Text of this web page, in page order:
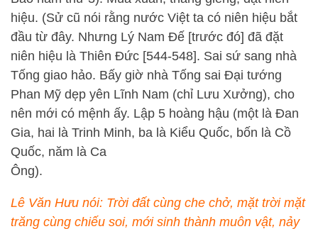
hiệu. (Sử cũ nói rằng nước Việt ta có niên hiệu bắt
đầu từ đây. Nhưng Lý Nam Đế [trước đó] đã đặt
niên hiệu là Thiên Đức [544-548]. Sai sứ sang nhà
Tống giao hảo. Bấy giờ nhà Tống sai Đại tướng
Phan Mỹ dẹp yên Lĩnh Nam (chỉ Lưu Xưởng), cho
nên mới có mệnh ấy. Lập 5 hoàng hậu (một là Đan
Gia, hai là Trinh Minh, ba là Kiểu Quốc, bốn là Cồ
Quốc, năm là Ca
Ông).
Lê Văn Hưu nói: Trời đất cùng che chở, mặt trời mặt
trăng cùng chiếu soi, mới sinh thành muôn vật, nảy